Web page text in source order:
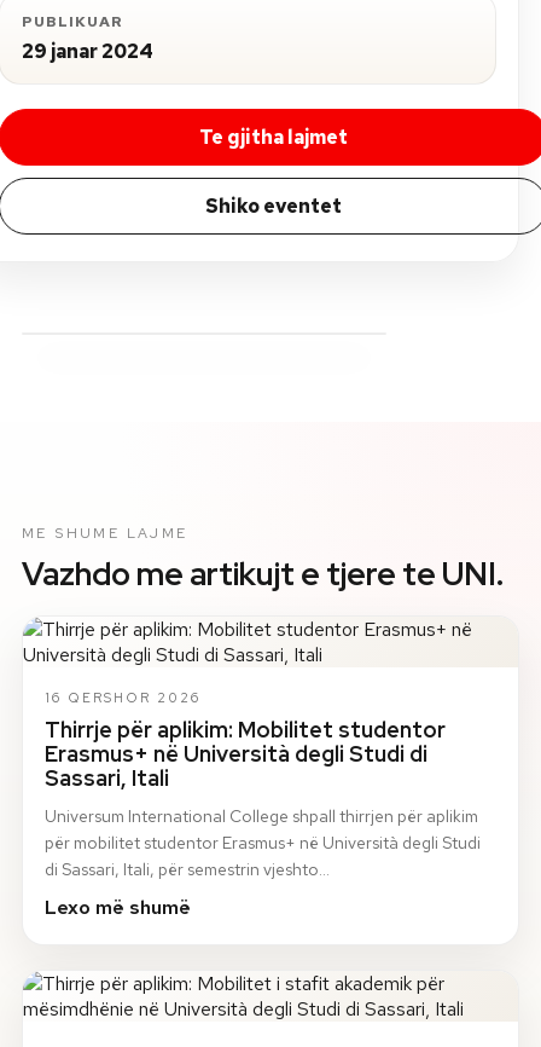
PUBLIKUAR
29 janar 2024
Te gjitha lajmet
Shiko eventet
ME SHUME LAJME
Vazhdo me artikujt e tjere te UNI.
16 QERSHOR 2026
Thirrje për aplikim: Mobilitet studentor
Erasmus+ në Università degli Studi di
Sassari, Itali
Universum International College shpall thirrjen për aplikim
për mobilitet studentor Erasmus+ në Università degli Studi
di Sassari, Itali, për semestrin vjeshto…
Lexo më shumë